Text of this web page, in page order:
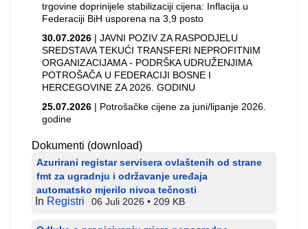
trgovine doprinijele stabilizaciji cijena: Inflacija u
Federaciji BiH usporena na 3,9 posto
30.07.2026 | JAVNI POZIV ZA RASPODJELU
SREDSTAVA TEKUĆI TRANSFERI NEPROFITNIM
ORGANIZACIJAMA - PODRŠKA UDRUŽENJIMA
POTROŠAČA U FEDERACIJI BOSNE I
HERCEGOVINE ZA 2026. GODINU
25.07.2026 | Potrošačke cijene za juni/lipanje 2026.
godine
Dokumenti (download)
Azurirani registar servisera ovlaštenih od strane
fmt za ugradnju i održavanje uređaja
automatsko mjerilo nivoa tečnosti
In Registri 06 Juli 2026 209 KB